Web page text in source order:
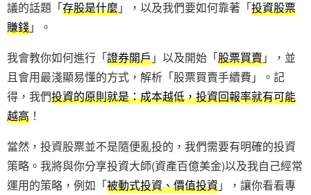
議的話題「存股是什麼」，以及我們要如何靠著「投資股票
賺錢」。
我會教你如何進行「證券開戶」以及開始「股票買賣」，並
且會用最淺顯易懂的方式，解析「股票買賣手續費」。記
得，我們投資的原則就是：成本越低，投資回報率就有可能
越高 ！
當然，投資股票並不是隨便亂投的，我們需要有明確的投資
策略。我將與你分享投資大師(資產百億美金)以及我自己經常
運用的策略，例如「被動式投資、價值投資」，讓你看看專